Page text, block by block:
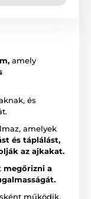
amely
és
amelyek
és táplálást,
az ajkakat.
megőrizni a
működik,